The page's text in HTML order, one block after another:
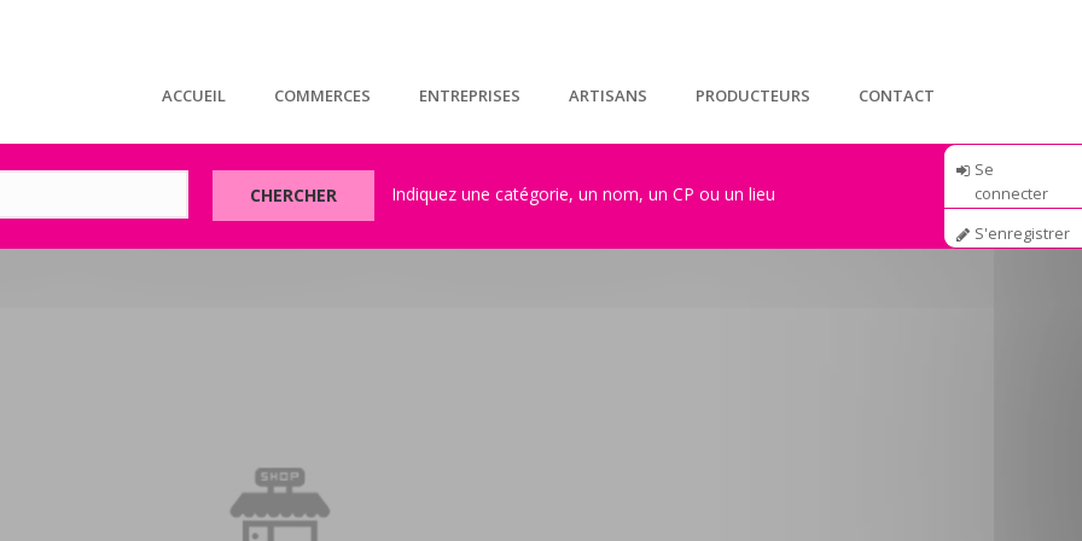
Se
connecter
S'enregistrer
ACCUEIL COMMERCES ENTREPRISES ARTISANS PRODUCTEURS CONTACT
CHERCHER